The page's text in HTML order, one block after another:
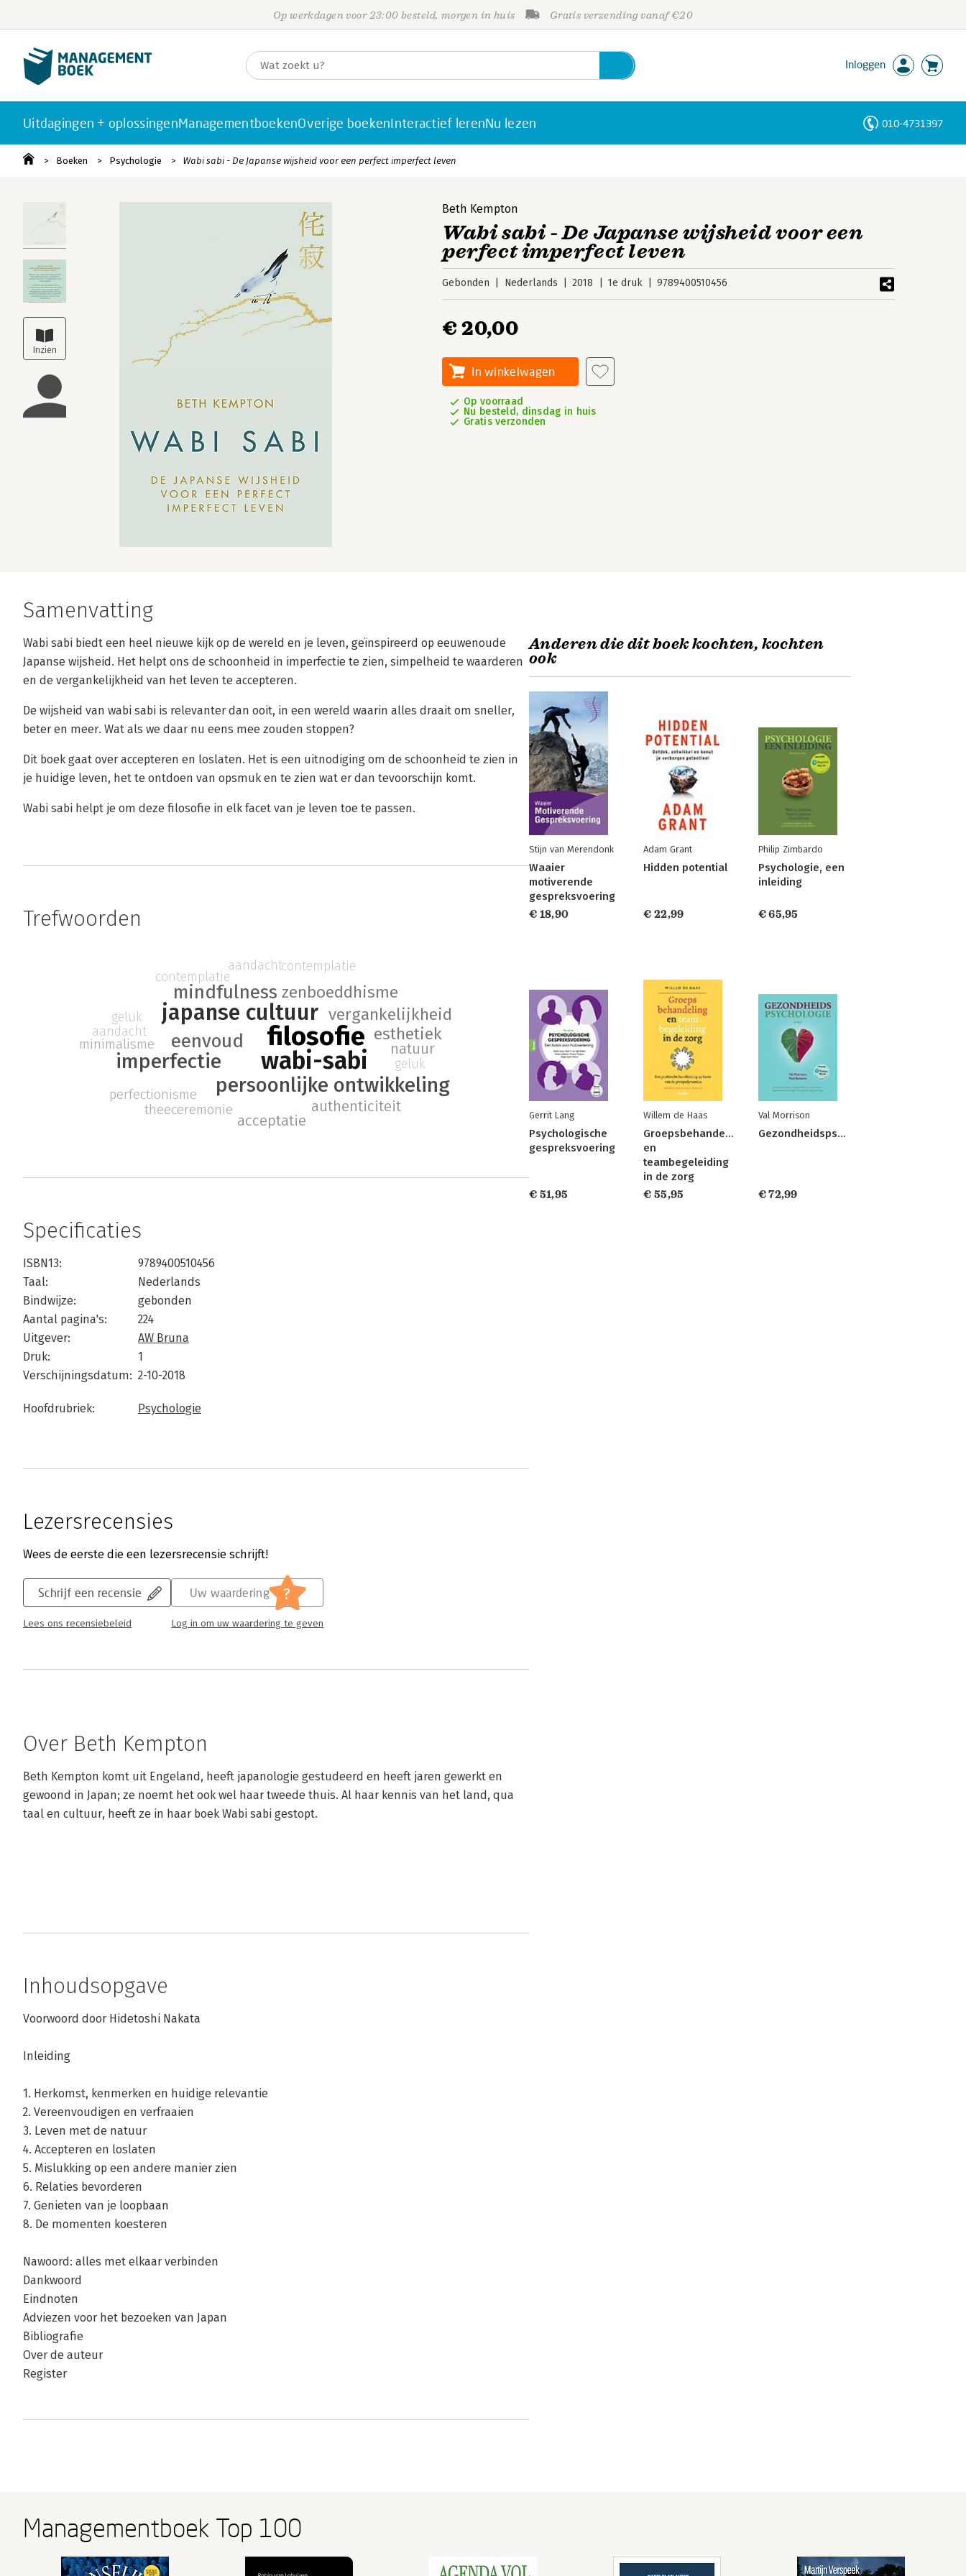
Op werkdagen voor 23:00 besteld, morgen in huis Gratis verzending vanaf €20
Inloggen
Uitdagingen + oplossingenManagementboekenOverige boekenInteractief lerenNu lezen 010-4731397
Boeken Psychologie Wabi sabi - De Japanse wijsheid voor een perfect imperfect leven
Beth Kempton
Wabi sabi - De Japanse wijsheid voor een
perfect imperfect leven
Gebonden Nederlands 2018 1e druk 9789400510456
€ 20,00
In winkelwagen
Op voorraad
Nu besteld, dinsdag in huis
Gratis verzonden
Samenvatting
Wabi sabi biedt een heel nieuwe kijk op de wereld en je leven, geïnspireerd op eeuwenoude
Japanse wijsheid. Het helpt ons de schoonheid in imperfectie te zien, simpelheid te waarderen
en de vergankelijkheid van het leven te accepteren.
De wijsheid van wabi sabi is relevanter dan ooit, in een wereld waarin alles draait om sneller,
beter en meer. Wat als we daar nu eens mee zouden stoppen?
Dit boek gaat over accepteren en loslaten. Het is een uitnodiging om de schoonheid te zien in
je huidige leven, het te ontdoen van opsmuk en te zien wat er dan tevoorschijn komt.
Wabi sabi helpt je om deze filosofie in elk facet van je leven toe te passen.
Trefwoorden
filosofie
wabi-sabi
japanse cultuur
persoonlijke ontwikkeling
imperfectie
eenvoud
mindfulness zenboeddhisme
vergankelijkheid
esthetiek
natuur
authenticiteit
acceptatie
theeceremonie
perfectionisme
minimalisme
geluk
aandacht
contemplatie
geluk
aandachtcontemplatie
Specificaties
ISBN13:
9789400510456
Taal:
Nederlands
Bindwijze:
gebonden
Aantal pagina's:
224
Uitgever:
AW Bruna
Druk:
1
Verschijningsdatum: 2-10-2018
Hoofdrubriek: Psychologie
Lezersrecensies
Wees de eerste die een lezersrecensie schrijft!
Schrijf een recensie
Lees ons recensiebeleid
Uw waardering ?
Log in om uw waardering te geven
Over Beth Kempton
Beth Kempton komt uit Engeland, heeft japanologie gestudeerd en heeft jaren gewerkt en
gewoond in Japan; ze noemt het ook wel haar tweede thuis. Al haar kennis van het land, qua
taal en cultuur, heeft ze in haar boek Wabi sabi gestopt.
Inhoudsopgave
Voorwoord door Hidetoshi Nakata
Inleiding
1. Herkomst, kenmerken en huidige relevantie
2. Vereenvoudigen en verfraaien
3. Leven met de natuur
4. Accepteren en loslaten
5. Mislukking op een andere manier zien
6. Relaties bevorderen
7. Genieten van je loopbaan
8. De momenten koesteren
Nawoord: alles met elkaar verbinden
Dankwoord
Eindnoten
Adviezen voor het bezoeken van Japan
Bibliografie
Over de auteur
Register
Anderen die dit boek kochten, kochten
ook
Stijn van Merendonk
Waaier
motiverende
gespreksvoering
€ 18,90
Adam Grant
Hidden potential
€ 22,99
Philip Zimbardo
Psychologie, een
inleiding
€ 65,95
Gerrit Lang
Psychologische
gespreksvoering
€ 51,95
Willem de Haas
Groepsbehandeling
en
teambegeleiding
in de zorg
€ 55,95
Val Morrison
Gezondheidspsychologie
€ 72,99
Managementboek Top 100
Personen